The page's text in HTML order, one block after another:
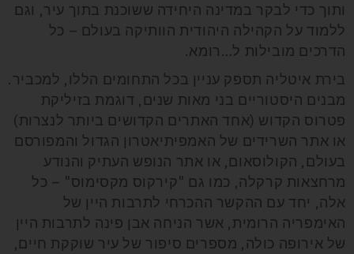
ותוך כדי לבקר במדינה היחידה ששוכנת בתוך עיר, וגם
ללמוד על הקהילה היהודית הוותיקה בעולם – כל
הדרכים מובילות ל…רומא.
בירת איטליה תספק עניין בכל התחומים הללו, למכביר.
מבנים היסטוריים בני מאות שנים, דוגמת בזיליקת
פטרוס הקדוש (אחד האתרים הקדושים ביותר לנצרות)
או אתר השרידים של האמפיתיאטרון הגדול והמפורסם
בעולם, הקולוסאום, או אתר הנופש העתיק והנודע
מרחצאות קרקלה, כמו גם "קירקוס מקסימוס" – כל
אלה, יחד עם ההקשר ההכרחי לתרבות היין של
האימפריה הרומית, אשר הניחה אבן פינה לתרבות היין
של אירופה כולה, מספרים סיפור של עיר שוקקת חיים,